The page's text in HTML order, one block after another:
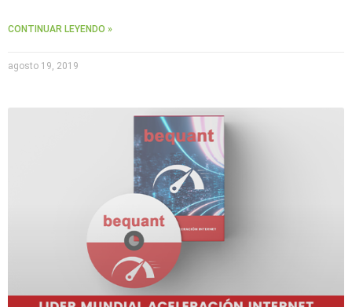
CONTINUAR LEYENDO »
agosto 19, 2019